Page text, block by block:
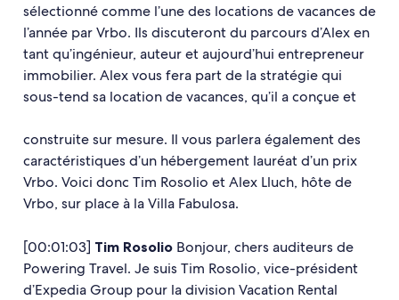
sélectionné comme l’une des locations de vacances de
l’année par Vrbo. Ils discuteront du parcours d’Alex en
tant qu’ingénieur, auteur et aujourd’hui entrepreneur
immobilier. Alex vous fera part de la stratégie qui
sous-tend sa location de vacances, qu’il a conçue et
construite sur mesure. Il vous parlera également des
caractéristiques d’un hébergement lauréat d’un prix
Vrbo. Voici donc Tim Rosolio et Alex Lluch, hôte de
Vrbo, sur place à la Villa Fabulosa.
[00:01:03] Tim Rosolio Bonjour, chers auditeurs de
Powering Travel. Je suis Tim Rosolio, vice-président
d’Expedia Group pour la division Vacation Rental